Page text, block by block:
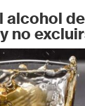
alcohol
no